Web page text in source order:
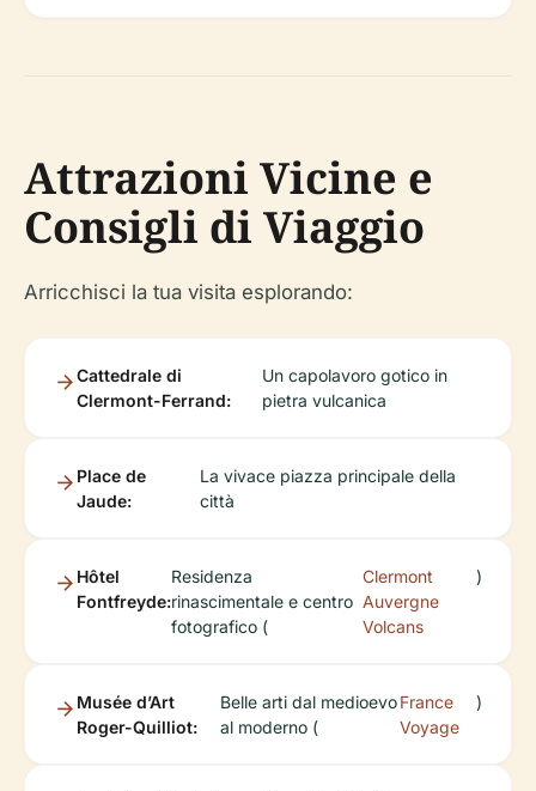
Attrazioni Vicine e
Consigli di Viaggio
Arricchisci la tua visita esplorando:
Cattedrale di
Clermont-Ferrand:
Un capolavoro gotico in
pietra vulcanica
Place de
Jaude:
La vivace piazza principale della
città
Hôtel
Fontfreyde:
Residenza
rinascimentale e centro
fotografico (
Clermont
Auvergne
Volcans
)
Musée d’Art
Roger-Quilliot:
Belle arti dal medioevo
al moderno (
France
Voyage
)